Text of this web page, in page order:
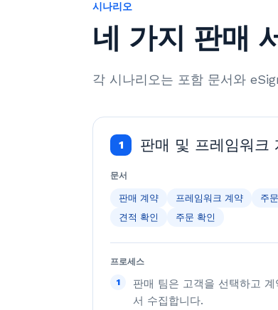
시나리오
네 가지 판매
각 시나리오는 포함 문서와
1 판매 및 프레임워크
문서
판매 계약 프레임워크 계약 주
견적 확인
주문 확인
프로세스
1
판매 팀은 고객을 선택하고
서 수집합니다.